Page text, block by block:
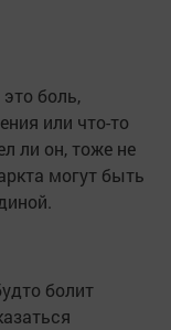
боль,
или что-то
ли он, тоже не
могут быть
болит